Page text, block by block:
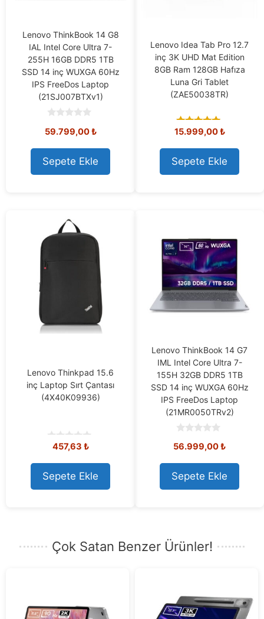
Lenovo ThinkBook 14 G8
IAL Intel Core Ultra 7-
255H 16GB DDR5 1TB
SSD 14 inç WUXGA 60Hz
IPS FreeDos Laptop
(21SJ007BTXv1)
o
t
o
f
5
59.799,00₺
Sepete Ekle
Lenovo Idea Tab Pro 12.7
inç 3K UHD Mat Edition
8GB Ram 128GB Hafıza
Luna Gri Tablet
(ZAE50038TR)
5.00
15.999,00₺
Sepete Ekle
Lenovo Thinkpad 15.6
inç Laptop Sırt Çantası
(4X40K09936)
u
t
o
f
457,63 ₺
Sepete Ekle
Lenovo ThinkBook 14 G7
IML Intel Core Ultra 7-
155H 32GB DDR5 1TB
SSD 14 inç WUXGA 60Hz
IPS FreeDos Laptop
(21MR0050TRv2)
o
t
o
f
5
56.999,00₺
Sepete Ekle
Çok Satan Benzer Ürünler!